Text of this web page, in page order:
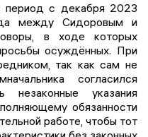
период с декабря 2023
между Сидоровым и
в ходе которых
осуждённых. При
так как сам не
согласился
незаконные указания
обязанности
работе, чтобы тот